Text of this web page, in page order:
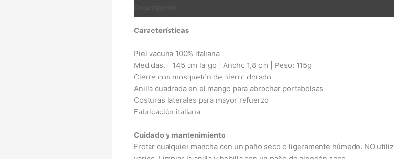
Características
Piel vacuna 100% italiana
Medidas.- 145 cm largo | Ancho 1,8 cm | Peso: 115g
Cierre con mosquetón de hierro dorado
Anilla cuadrada en el mango para abrochar portabolsas
Costuras laterales para mayor refuerzo
Fabricación italiana
Cuidado y mantenimiento
Frotar cualquier mancha con un paño seco o ligeramente húmedo. NO